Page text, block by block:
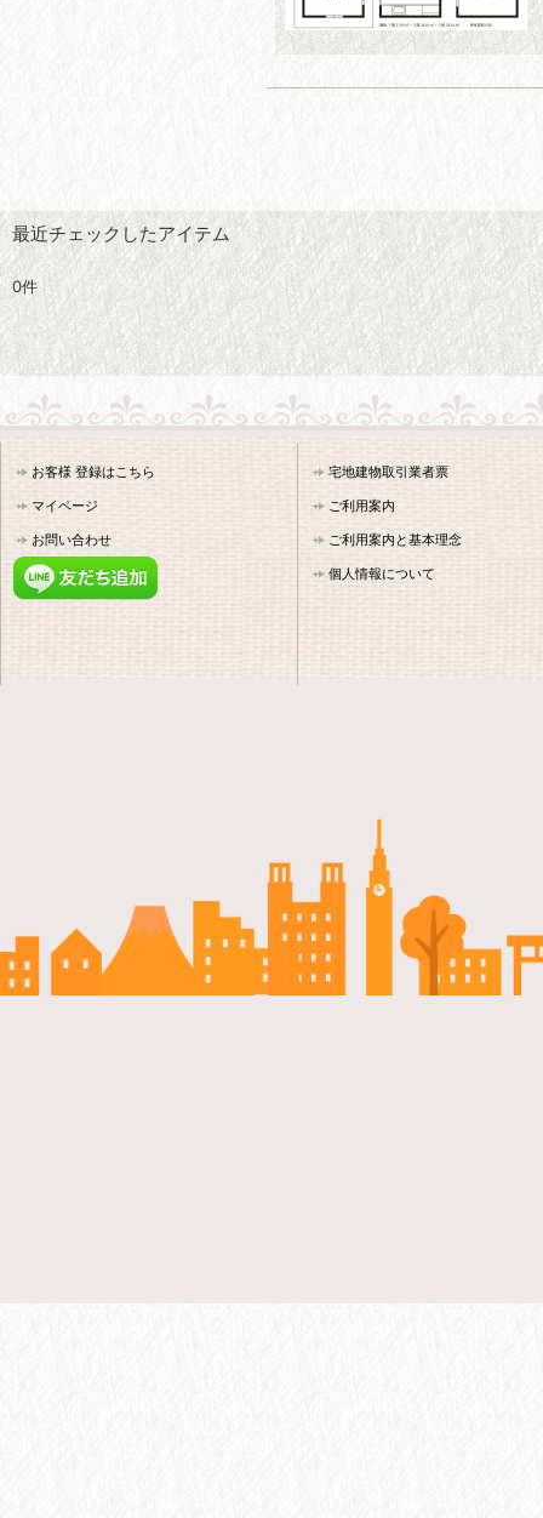
最近チェックしたアイテム
0件
お客様 登録はこちら
マイページ
お問い合わせ
宅地建物取引業者票
ご利用案内
ご利用案内と基本理念
個人情報について